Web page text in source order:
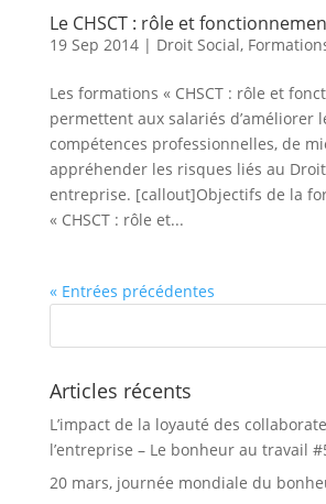
Le CHSCT : rôle et
19 Sep 2014| Droit Social,
Les formations « CHSCT : rôle et
permettent aux salariés d’améliorer
compétences professionnelles, de
appréhender les risques liés au
entreprise. [callout]Objectifs de la
« CHSCT : rôle et...
« Entrées précédentes
Articles récents
L’impact de la loyauté des
l’entreprise – Le bonheur au travail
20 mars, journée mondiale du